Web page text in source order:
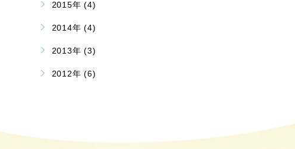
2015年 (4)
2014年 (4)
2013年 (3)
2012年 (6)